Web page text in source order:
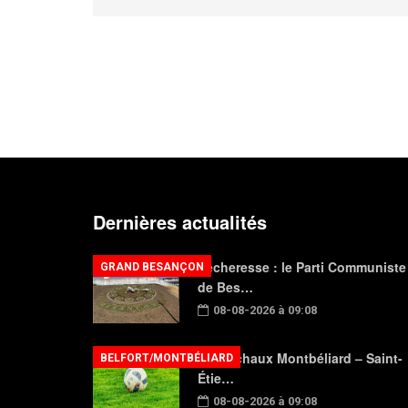
Dernières actualités
Sécheresse : le Parti Communiste
de Bes…
08-08-2026 à 09:08
GRAND BESANÇON
FC Sochaux Montbéliard – Saint-
Étie…
08-08-2026 à 09:08
BELFORT/MONTBÉLIARD